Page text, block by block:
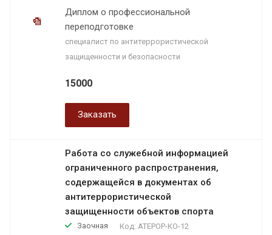
Диплом о профессиональной
переподготовке
специалист по антитеррористической
защищенности и безопасности
15000
Заказать
Работа со служебной информацией
ограниченного распространения,
содержащейся в документах об
антитеррористической
защищенности объектов спорта
Заочная Код: АТЕРОР-КО-12